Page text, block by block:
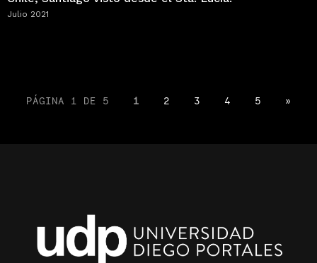
Julio 2021
PÁGINA 1 DE 5 1 2 3 4 5 »